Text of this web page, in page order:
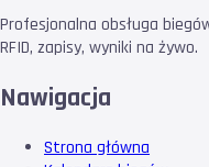
Profesjonalna obsługa
RFID, zapisy, wyniki na żywo.
Nawigacja
Strona główna